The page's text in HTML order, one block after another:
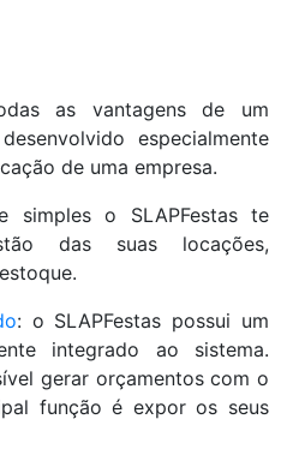
as vantagens de um
especialmente
de uma empresa.
simples o SLAPFestas te
das suas locações,
: o SLAPFestas possui um
integrado ao sistema.
gerar orçamentos com o
função é expor os seus